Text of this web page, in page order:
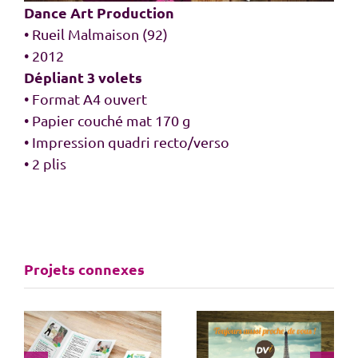
Dance Art Production
• Rueil Malmaison (92)
• 2012
Dépliant 3 volets
• Format A4 ouvert
• Papier couché mat 170 g
• Impression quadri recto/verso
• 2 plis
Projets connexes